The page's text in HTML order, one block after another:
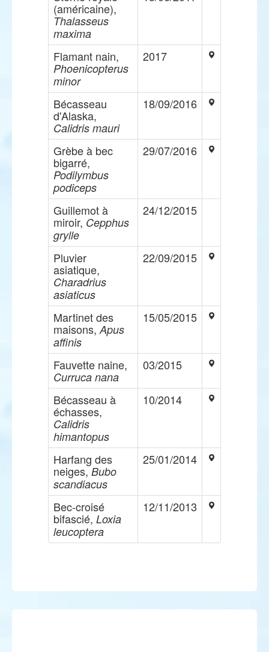
(américaine),
Thalasseus
maxima
Flamant nain,
Phoenicopterus
minor
2017
Bécasseau
d'Alaska,
Calidris mauri
18/09/2016
Grèbe à bec
bigarré,
Podilymbus
podiceps
29/07/2016
Guillemot à
miroir, Cepphus
grylle
24/12/2015
Pluvier
asiatique,
Charadrius
asiaticus
22/09/2015
Martinet des
maisons, Apus
affinis
15/05/2015
Fauvette naine,
Curruca nana
03/2015
Bécasseau à
échasses,
Calidris
himantopus
10/2014
Harfang des
neiges,Bubo
scandiacus
25/01/2014
Bec-croisé
bifascié, Loxia
leucoptera
12/11/2013